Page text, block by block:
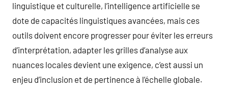
linguistique et culturelle, l’intelligence artificielle se
dote de capacités linguistiques avancées, mais ces
outils doivent encore progresser pour éviter les erreurs
d’interprétation, adapter les grilles d’analyse aux
nuances locales devient une exigence, c’est aussi un
enjeu d’inclusion et de pertinence à l’échelle globale.